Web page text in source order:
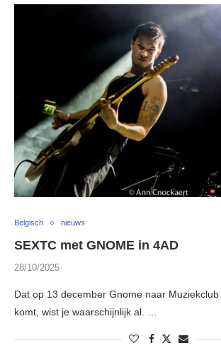
Belgisch nieuws
SEXTC met GNOME in 4AD
28/10/2025
Dat op 13 december Gnome naar
komt, wist je waarschijnlijk al. …